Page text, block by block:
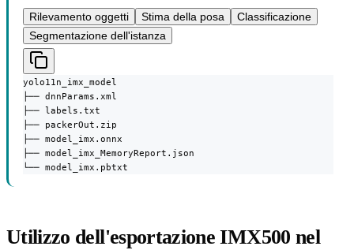
Rilevamento oggetti
Stima della posa
Classificazione
Segmentazione dell'istanza
yolo11n_imx_model
├── dnnParams.xml
├── labels.txt
├── packerOut.zip
├── model_imx.onnx
├── model_imx_MemoryReport.json
└── model_imx.pbtxt
Utilizzo dell'esportazione IMX500 nel